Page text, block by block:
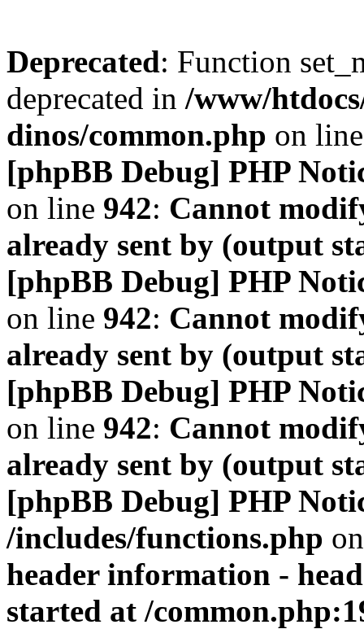
Deprecated: Function
deprecated in /www/
dinos/common.php on
[phpBB Debug] PHP
on line 942: Cannot
already sent by (output
[phpBB Debug] PHP
on line 942: Cannot
already sent by (output
[phpBB Debug] PHP
on line 942: Cannot
already sent by (output
[phpBB Debug] PHP
/includes/functions.php
header information -
started at /